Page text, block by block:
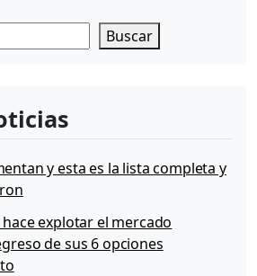
Buscar
y esta es la lista completa y
explotar el mercado
de sus 6 opciones